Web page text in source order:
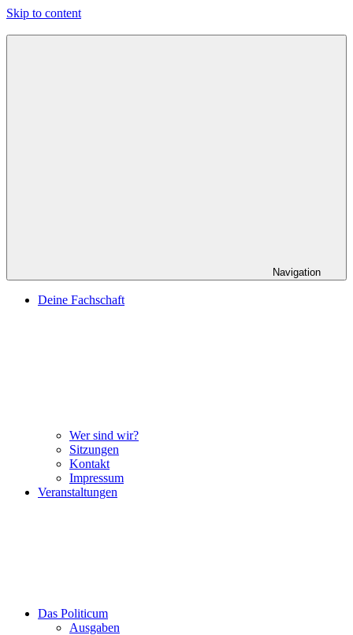
Skip to content
Navigation
Deine Fachschaft
Wer sind wir?
Sitzungen
Kontakt
Impressum
Veranstaltungen
Das Politicum
Ausgaben